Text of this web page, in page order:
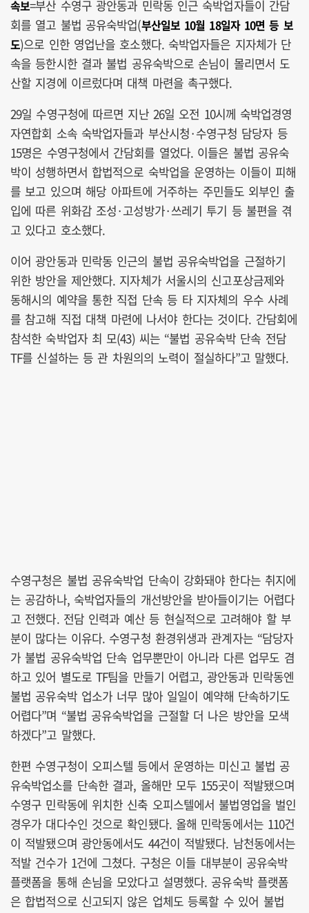
속보=부산 수영구 광안동과 민락동 인근 숙박업자들이 간담
회를 열고 불법 공유숙박업(부산일보 10월 18일자 10면 등 보
도)으로 인한 영업난을 호소했다. 숙박업자들은 지자체가 단
속을 등한시한 결과 불법 공유숙박으로 손님이 몰리면서 도
산할 지경에 이르렀다며 대책 마련을 촉구했다.
29일 수영구청에 따르면 지난 26일 오전 10시께 숙박업경영
자연합회 소속 숙박업자들과 부산시청·수영구청 담당자 등
15명은 수영구청에서 간담회를 열었다. 이들은 불법 공유숙
박이 성행하면서 합법적으로 숙박업을 운영하는 이들이 피해
를 보고 있으며 해당 아파트에 거주하는 주민들도 외부인 출
입에 따른 위화감 조성·고성방가·쓰레기 투기 등 불편을 겪
고 있다고 호소했다.
이어 광안동과 민락동 인근의 불법 공유숙박업을 근절하기
위한 방안을 제안했다. 지자체가 서울시의 신고포상금제와
동해시의 예약을 통한 직접 단속 등 타 지자체의 우수 사례
를 참고해 직접 대책 마련에 나서야 한다는 것이다. 간담회에
참석한 숙박업자 최 모(43) 씨는 “불법 공유숙박 단속 전담
TF를 신설하는 등 관 차원의의 노력이 절실하다”고 말했다.
수영구청은 불법 공유숙박업 단속이 강화돼야 한다는 취지에
는 공감하나, 숙박업자들의 개선방안을 받아들이기는 어렵다
고 전했다. 전담 인력과 예산 등 현실적으로 고려해야 할 부
분이 많다는 이유다. 수영구청 환경위생과 관계자는 “담당자
가 불법 공유숙박업 단속 업무뿐만이 아니라 다른 업무도 겸
하고 있어 별도로 TF팀을 만들기 어렵고, 광안동과 민락동엔
불법 공유숙박 업소가 너무 많아 일일이 예약해 단속하기도
어렵다”며 “불법 공유숙박업을 근절할 더 나은 방안을 모색
하겠다”고 말했다.
한편 수영구청이 오피스텔 등에서 운영하는 미신고 불법 공
유숙박업소를 단속한 결과, 올해만 모두 155곳이 적발됐으며
수영구 민락동에 위치한 신축 오피스텔에서 불법영업을 벌인
경우가 대다수인 것으로 확인됐다. 올해 민락동에서는 110건
이 적발됐으며 광안동에서도 44건이 적발됐다. 남천동에서는
적발 건수가 1건에 그쳤다. 구청은 이들 대부분이 공유숙박
플랫폼을 통해 손님을 모았다고 설명했다. 공유숙박 플랫폼
은 합법적으로 신고되지 않은 업체도 등록할 수 있어 불법